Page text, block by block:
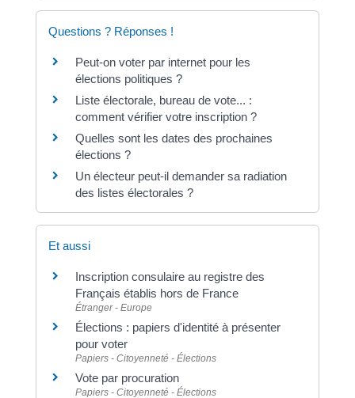
Questions ? Réponses !
Peut-on voter par internet pour les
élections politiques ?
Liste électorale, bureau de vote... :
comment vérifier votre inscription ?
Quelles sont les dates des prochaines
élections ?
Un électeur peut-il demander sa radiation
des listes électorales ?
Et aussi
Inscription consulaire au registre des
Français établis hors de France
Étranger - Europe
Élections : papiers d'identité à présenter
pour voter
Papiers - Citoyenneté - Élections
Vote par procuration
Papiers - Citoyenneté - Élections